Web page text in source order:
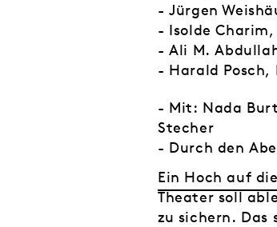
- Jürgen
- Isolde
- Ali M.
- Harald Posch,
- Mit: Nada
Stecher
- Durch den
Ein Hoch auf
Theater soll
zu sichern. Das